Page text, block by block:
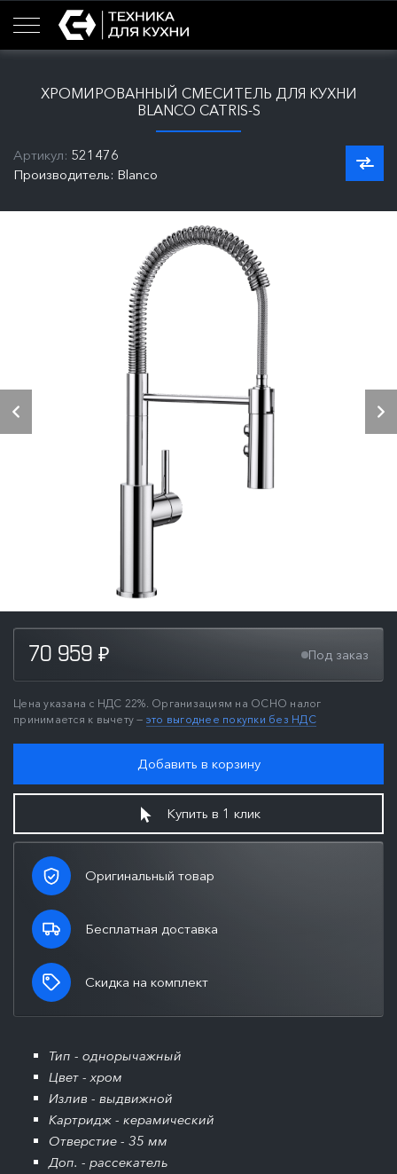
ХРОМИРОВАННЫЙ СМЕСИТЕЛЬ ДЛЯ КУХНИ
BLANCO CATRIS-S
Артикул: 521476
Производитель: Blanco
70 959 ₽ Под заказ
Цена указана с НДС 22%. Организациям на ОСНО налог
принимается к вычету — это выгоднее покупки без НДС
Добавить в корзину
Купить в 1 клик
Оригинальный товар
Бесплатная доставка
Скидка на комплект
Тип - однорычажный
Цвет - хром
Излив - выдвижной
Картридж - керамический
Отверстие - 35 мм
Доп. - рассекатель